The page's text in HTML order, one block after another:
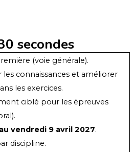
secondes
(voie générale).
les connaissances et améliorer
les exercices.
ciblé pour les épreuves
vendredi 9 avril 2027.
discipline.